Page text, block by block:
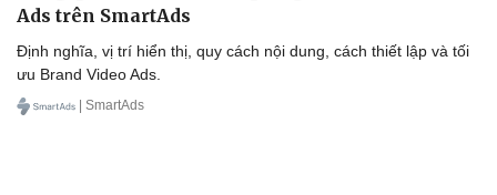
Ads trên SmartAds
Định nghĩa, vị trí hiển thị, quy cách nội dung, cách thiết lập và tối
ưu Brand Video Ads.
| SmartAds